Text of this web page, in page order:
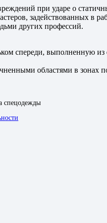
при ударе о
задействованных в
других профессий.
спереди, выполненную
областями в зонах
спецодежды